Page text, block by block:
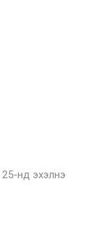
нд эхэлнэ